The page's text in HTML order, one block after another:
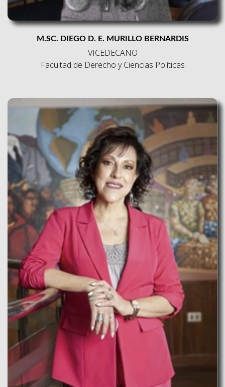
M.SC. DIEGO D. E. MURILLO BERNARDIS
VICEDECANO
Facultad de Derecho y Ciencias Políticas